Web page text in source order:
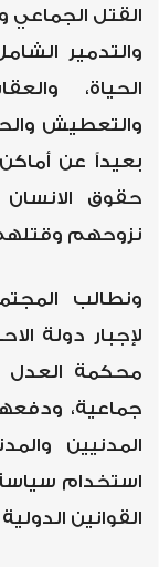
القتل الجماعي
والتدمير
الحياة،
والتعطيش
بعيداً عن
حقوق
نزوحهم
ونطالب
لإجبار دولة
محكمة العدل
جماعية،
المدنيين
استخدام
القوانين